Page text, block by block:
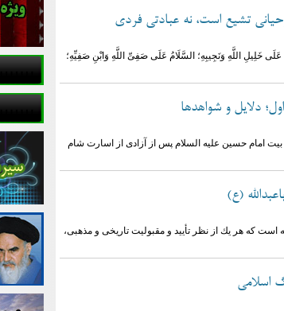
تشیع است، نه عبادتی فردی
عَلَى خَلِیلِ اللَّهِ وَنَجِیبِهِ؛ السَّلَامُ عَلَى صَفِیِّ اللَّهِ وَابْنِ صَفِیِّهِ؛
دلایل و شواهدها
امام حسین علیه السلام پس از آزادی از اسارت شام
(ع)
است كه هر يك از نظر تأييد و مقبوليت تاريخى و مذهبى،
اسلامی